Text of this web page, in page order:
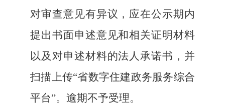
对审查意见有异议，应在公示期内
提出书面申述意见和相关证明材料
以及对申述材料的法人承诺书，并
扫描上传“省数字住建政务服务综合
平台”。逾期不予受理。